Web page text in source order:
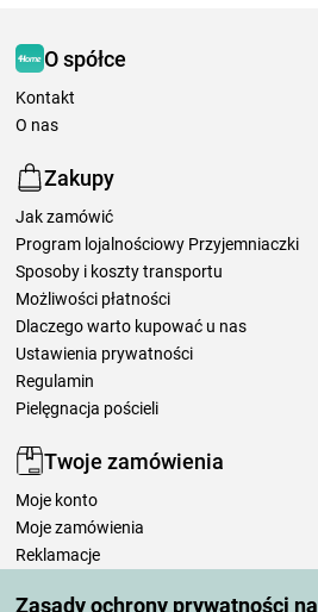
Zasady ochrony prywatności na
O spółce
Kontakt
O nas
Zakupy
Jak zamówić
Program lojalnościowy Przyjemniaczki
Sposoby i koszty transportu
Możliwości płatności
Dlaczego warto kupować u nas
Ustawienia prywatności
Regulamin
Pielęgnacja pościeli
Twoje zamówienia
Moje konto
Moje zamówienia
Reklamacje